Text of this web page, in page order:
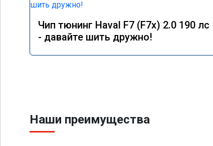
Чип тюнинг Haval F7 (F7x) 2.0 190 лс
- давайте шить дружно!
Наши преимущества